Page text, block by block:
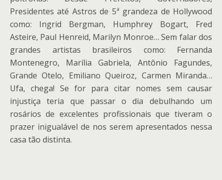
Presidentes até Astros de 5ª grandeza de Hollywood
como: Ingrid Bergman, Humphrey Bogart, Fred
Asteire, Paul Henreid, Marilyn Monroe… Sem falar dos
grandes artistas brasileiros como: Fernanda
Montenegro, Marília Gabriela, Antônio Fagundes,
Grande Otelo, Emiliano Queiroz, Carmen Miranda…
Ufa, chega! Se for para citar nomes sem causar
injustiça teria que passar o dia debulhando um
rosários de excelentes profissionais que tiveram o
prazer inigualável de nos serem apresentados nessa
casa tão distinta.